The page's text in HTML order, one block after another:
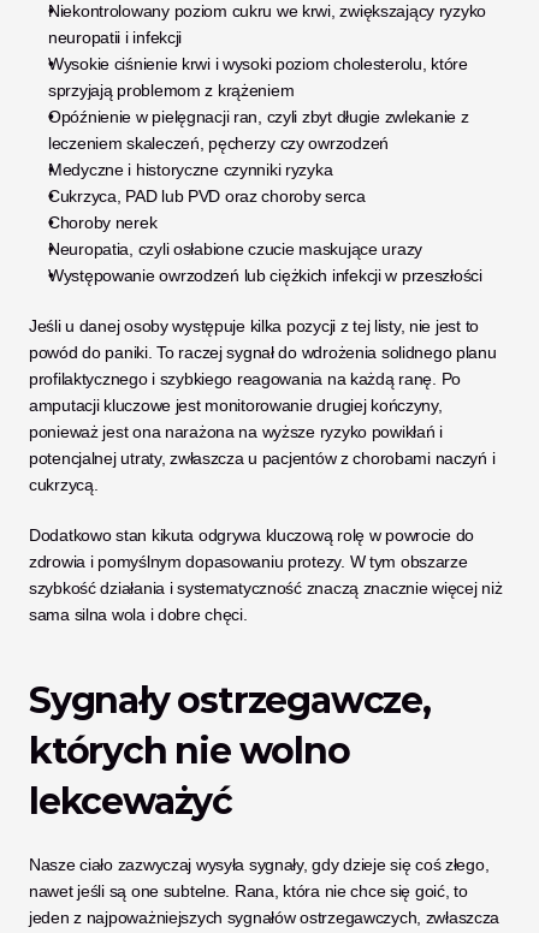
Niekontrolowany poziom cukru we krwi, zwiększający ryzyko
neuropatii i infekcji
Wysokie ciśnienie krwi i wysoki poziom cholesterolu, które
sprzyjają problemom z krążeniem
Opóźnienie w pielęgnacji ran, czyli zbyt długie zwlekanie z
leczeniem skaleczeń, pęcherzy czy owrzodzeń
Medyczne i historyczne czynniki ryzyka
Cukrzyca, PAD lub PVD oraz choroby serca
Choroby nerek
Neuropatia, czyli osłabione czucie maskujące urazy
Występowanie owrzodzeń lub ciężkich infekcji w przeszłości
Jeśli u danej osoby występuje kilka pozycji z tej listy, nie jest to
powód do paniki. To raczej sygnał do wdrożenia solidnego planu
profilaktycznego i szybkiego reagowania na każdą ranę. Po
amputacji kluczowe jest monitorowanie drugiej kończyny,
ponieważ jest ona narażona na wyższe ryzyko powikłań i
potencjalnej utraty, zwłaszcza u pacjentów z chorobami naczyń i
cukrzycą.
Dodatkowo stan kikuta odgrywa kluczową rolę w powrocie do
zdrowia i pomyślnym dopasowaniu protezy. W tym obszarze
szybkość działania i systematyczność znaczą znacznie więcej niż
sama silna wola i dobre chęci.
Sygnały ostrzegawcze,
których nie wolno
lekceważyć
Nasze ciało zazwyczaj wysyła sygnały, gdy dzieje się coś złego,
nawet jeśli są one subtelne. Rana, która nie chce się goić, to
jeden z najpoważniejszych sygnałów ostrzegawczych, zwłaszcza